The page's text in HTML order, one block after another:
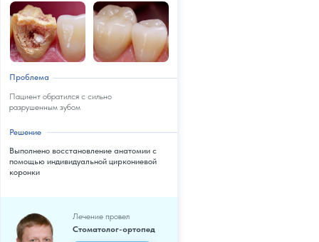
Пациент обратился с сильно
разрушенным зубом
Выполнено восстановление анатомии с
помощью индивидуальной циркониевой
коронки
Проблема
Решение
Лечение провел
Стоматолог-ортопед